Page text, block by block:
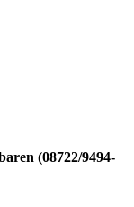
(08722/9494-